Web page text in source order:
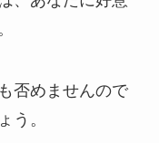
否めませんので
う。